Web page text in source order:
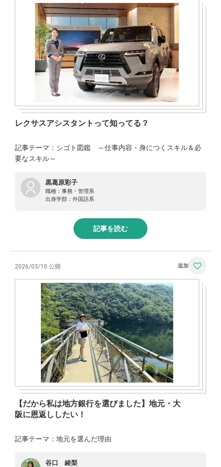
レクサスアシスタントって知ってる？
記事テーマ：シゴト図鑑 ～仕事内容・身につくスキル＆必
要なスキル～
黒葛原彩子
職種： 事務・管理系
出身学部： 外国語系
記事を読む
2026/03/10 公開
【だから私は地方銀行を選びました】地元・大
阪に恩返ししたい！
記事テーマ：地元を選んだ理由
谷口 綾梨